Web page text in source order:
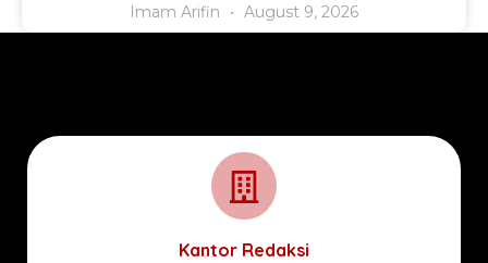
Imam Arifin August 9, 2026
Kantor Redaksi